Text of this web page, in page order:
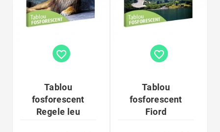
favorite_border
Tablou
fosforescent
Regele leu
favorite_border
Tablou
fosforescent
Fiord